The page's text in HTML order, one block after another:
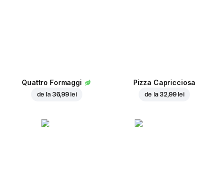
Quattro Formaggi
de la 36,99 lei
Pizza Capricciosa
de la 32,99 lei